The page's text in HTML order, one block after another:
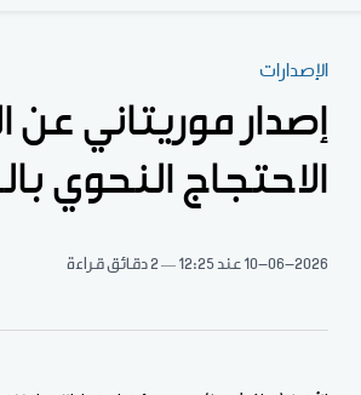
الإصدارات
إصدار موريتاني عن
الاحتجاج النحوي
10-06-2026 عند 12:25 2 دقائق قراءة